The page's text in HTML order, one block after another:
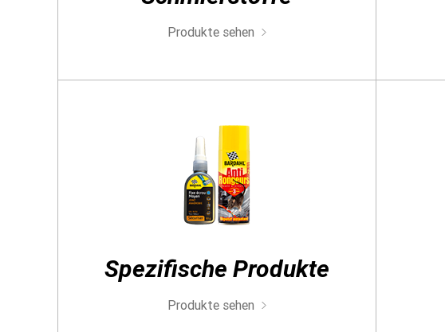
Produkte sehen
Spezifische Produkte
Produkte sehen